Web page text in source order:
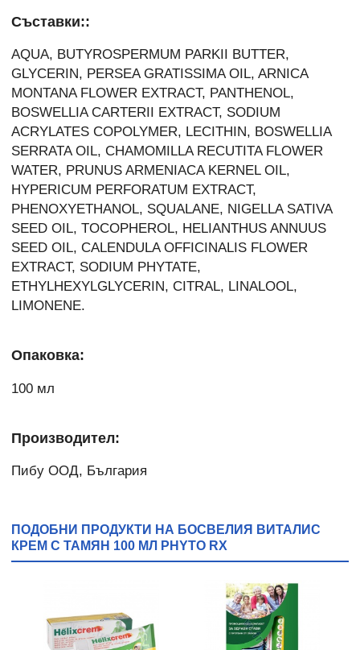
Съставки::
AQUA, BUTYROSPERMUM PARKII BUTTER,
GLYCERIN, PERSEA GRATISSIMA OIL, ARNICA
MONTANA FLOWER EXTRACT, PANTHENOL,
BOSWELLIA CARTERII EXTRACT, SODIUM
ACRYLATES COPOLYMER, LECITHIN, BOSWELLIA
SERRATA OIL, CHAMOMILLA RECUTITA FLOWER
WATER, PRUNUS ARMENIACA KERNEL OIL,
HYPERICUM PERFORATUM EXTRACT,
PHENOXYETHANOL, SQUALANE, NIGELLA SATIVA
SEED OIL, TOCOPHEROL, HELIANTHUS ANNUUS
SEED OIL, CALENDULA OFFICINALIS FLOWER
EXTRACT, SODIUM PHYTATE,
ETHYLHEXYLGLYCERIN, CITRAL, LINALOOL,
LIMONENE.
Опаковка:
100 мл
Производител:
Пибу ООД, България
ПОДОБНИ ПРОДУКТИ НА БОСВЕЛИЯ ВИТАЛИС
КРЕМ С ТАМЯН 100 МЛ PHYTO RX